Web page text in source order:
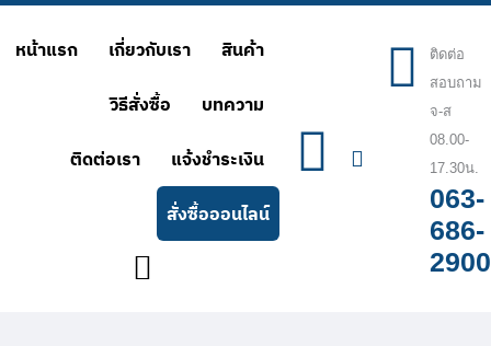
หน้าแรก เกี่ยวกับเรา สินค้า
วิธีสั่งซื้อ บทความ
ติดต่อเรา แจ้งชำระเงิน
สั่งซื้อออนไลน์
ติดต่อ
สอบถาม
จ-ส
08.00-
17.30น.
063-
686-
2900